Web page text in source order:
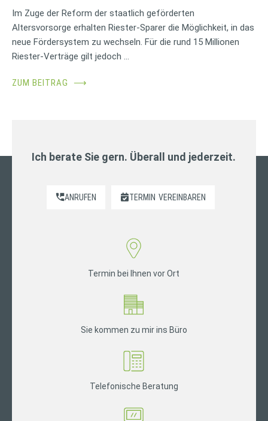
Im Zuge der Reform der staatlich geförderten
Altersvorsorge erhalten Riester-Sparer die Möglichkeit, in das
neue Fördersystem zu wechseln. Für die rund 15 Millionen
Riester-Verträge gilt jedoch …
ZUM BEITRAG ⟶
Ich berate Sie gern. Überall und jederzeit.
ANRUFEN TERMIN VEREINBAREN
Termin bei Ihnen vor Ort
Sie kommen zu mir ins Büro
Telefonische Beratung